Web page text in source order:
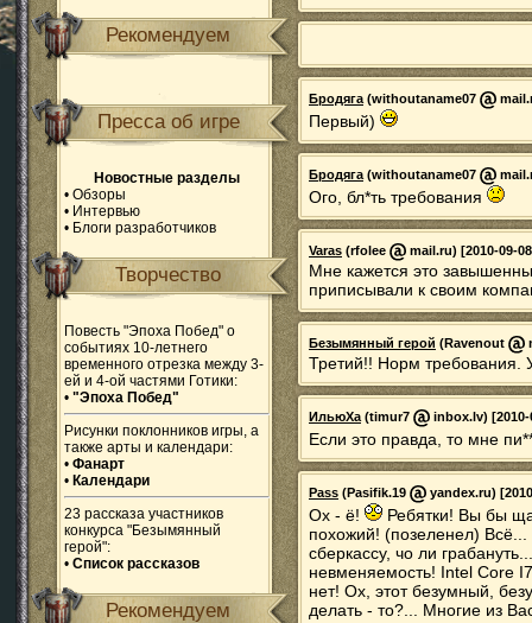
Рекомендуем
Пресса об игре
Новостные разделы
• Обзоры
• Интервью
• Блоги разработчиков
Творчество
Повесть "Эпоха Побед" о
событиях 10-летнего
временного отрезка между 3-
ей и 4-ой частями Готики:
• "Эпоха Побед"
Рисунки поклонников игры, а
также арты и календари:
• Фанарт
• Календари
23 рассказа участников
конкурса "Безымянный
герой":
• Список рассказов
Рекомендуем
Бродяга(withoutaname07
Первый)
Бродяга(withoutaname07
Ого, бл*ть требования
Varas (rfolee mail.ru) [2010-09-
Мне кажется это
приписывали к своим
Безымянный герой (Ravenout
Третий!! Норм требования.
ИльюХа(timur7 inbox.lv) [2010-
Если это правда, то мне
Pass (Pasifik.19 yandex.ru)
Ох - ё!
Ребятки! Вы бы
похожий! (позеленел)
сберкассу, чо ли
невменяемость! Intel Core
нет! Ох, этот безумный,
делать - то?... Многие из